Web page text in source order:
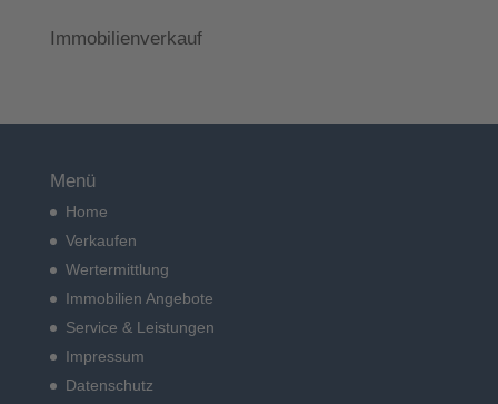
Immobilienverkauf
Menü
Home
Verkaufen
Wertermittlung
Immobilien Angebote
Service & Leistungen
Impressum
Datenschutz